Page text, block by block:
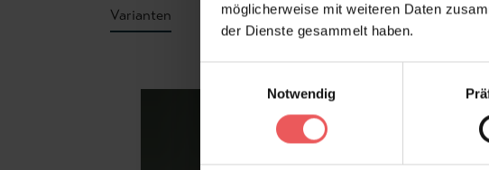
möglicherweise mit weiteren Daten
der Dienste gesammelt haben.
Notwendig
Varianten